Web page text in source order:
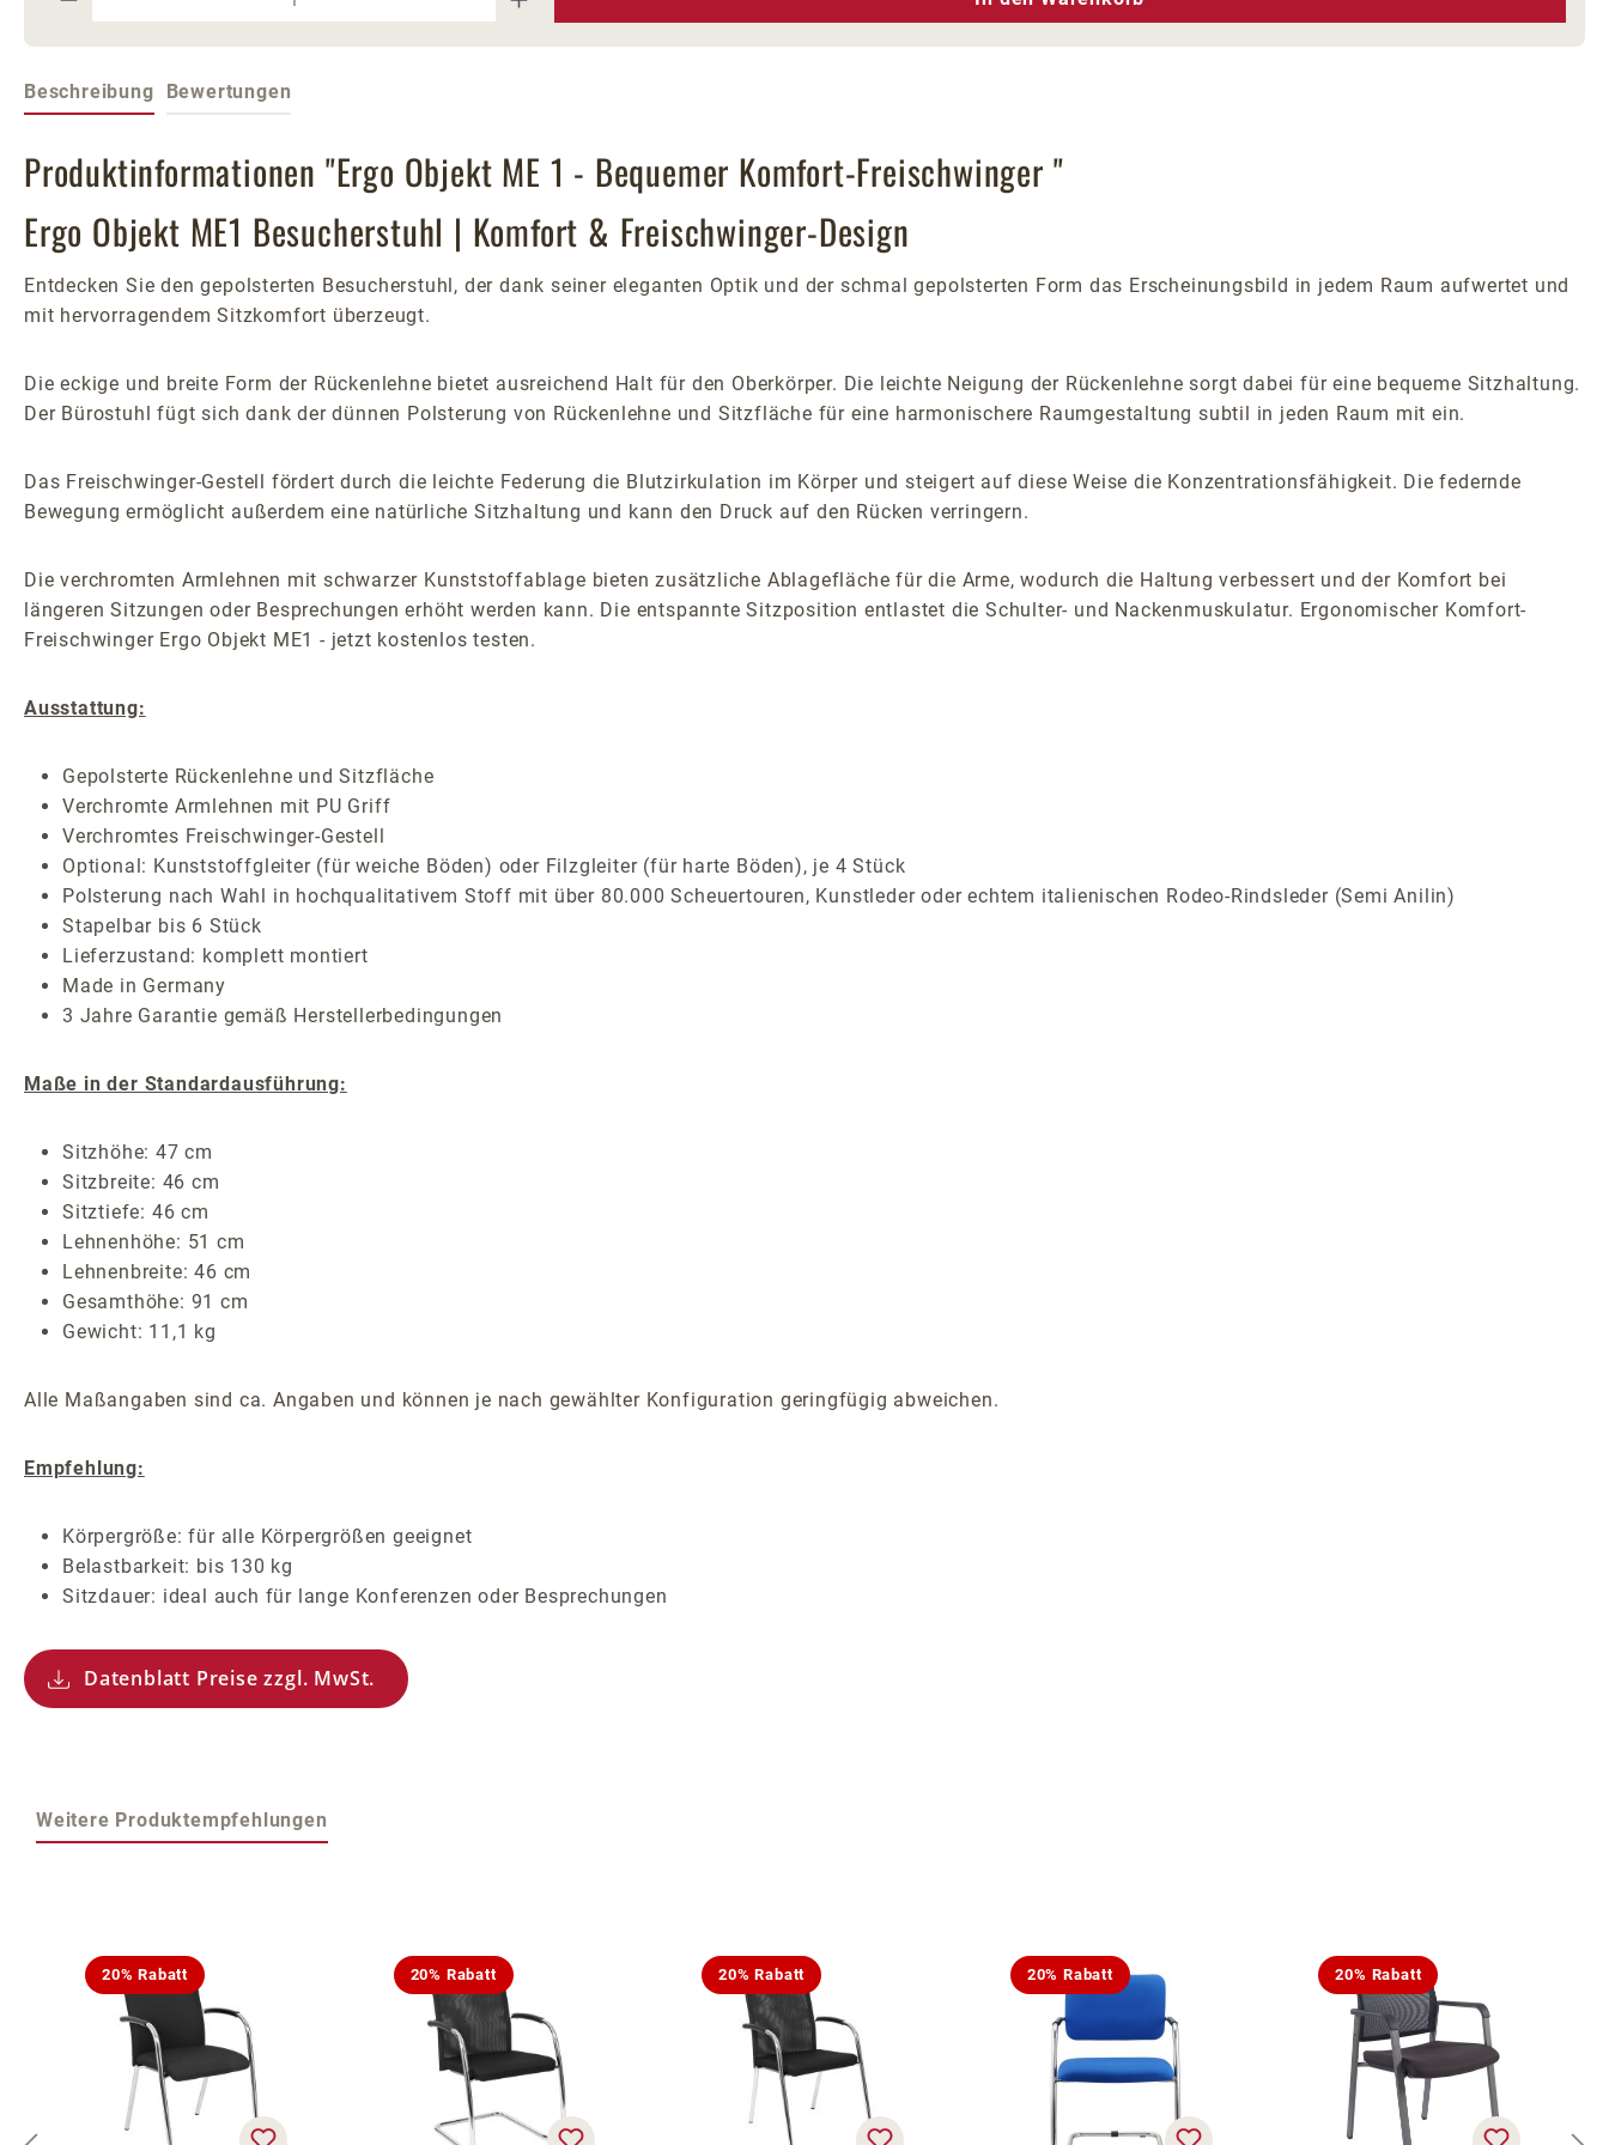
Beschreibung Bewertungen
Produktinformationen "Ergo Objekt ME 1 - Bequemer Komfort-Freischwinger "
Ergo Objekt ME1 Besucherstuhl | Komfort & Freischwinger-Design
Entdecken Sie den gepolsterten Besucherstuhl, der dank seiner eleganten Optik und der schmal gepolsterten Form das Erscheinungsbild in jedem Raum aufwertet und
mit hervorragendem Sitzkomfort überzeugt.
Die eckige und breite Form der Rückenlehne bietet ausreichend Halt für den Oberkörper. Die leichte Neigung der Rückenlehne sorgt dabei für eine bequeme Sitzhaltung.
Der Bürostuhl fügt sich dank der dünnen Polsterung von Rückenlehne und Sitzfläche für eine harmonischere Raumgestaltung subtil in jeden Raum mit ein.
Das Freischwinger-Gestell fördert durch die leichte Federung die Blutzirkulation im Körper und steigert auf diese Weise die Konzentrationsfähigkeit. Die federnde
Bewegung ermöglicht außerdem eine natürliche Sitzhaltung und kann den Druck auf den Rücken verringern.
Die verchromten Armlehnen mit schwarzer Kunststoffablage bieten zusätzliche Ablagefläche für die Arme, wodurch die Haltung verbessert und der Komfort bei
längeren Sitzungen oder Besprechungen erhöht werden kann. Die entspannte Sitzposition entlastet die Schulter- und Nackenmuskulatur. Ergonomischer Komfort-
Freischwinger Ergo Objekt ME1 - jetzt kostenlos testen.
Ausstattung:
Gepolsterte Rückenlehne und Sitzfläche
Verchromte Armlehnen mit PU Griff
Verchromtes Freischwinger-Gestell
Optional: Kunststoffgleiter (für weiche Böden) oder Filzgleiter (für harte Böden), je 4 Stück
Polsterung nach Wahl in hochqualitativem Stoff mit über 80.000 Scheuertouren, Kunstleder oder echtem italienischen Rodeo-Rindsleder (Semi Anilin)
Stapelbar bis 6 Stück
Lieferzustand: komplett montiert
Made in Germany
3 Jahre Garantie gemäß Herstellerbedingungen
Maße in der Standardausführung:
Sitzhöhe: 47 cm
Sitzbreite: 46 cm
Sitztiefe: 46 cm
Lehnenhöhe: 51 cm
Lehnenbreite: 46 cm
Gesamthöhe: 91 cm
Gewicht: 11,1 kg
Alle Maßangaben sind ca. Angaben und können je nach gewählter Konfiguration geringfügig abweichen.
Empfehlung:
Körpergröße: für alle Körpergrößen geeignet
Belastbarkeit: bis 130 kg
Sitzdauer: ideal auch für lange Konferenzen oder Besprechungen
Datenblatt Preise zzgl. MwSt.
Weitere Produktempfehlungen
20% Rabatt 20% Rabatt 20% Rabatt 20% Rabatt 20% Rabatt